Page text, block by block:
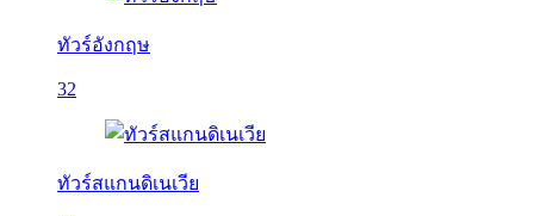
ทัวร์อังกฤษ
32
ทัวร์สแกนดิเนเวีย